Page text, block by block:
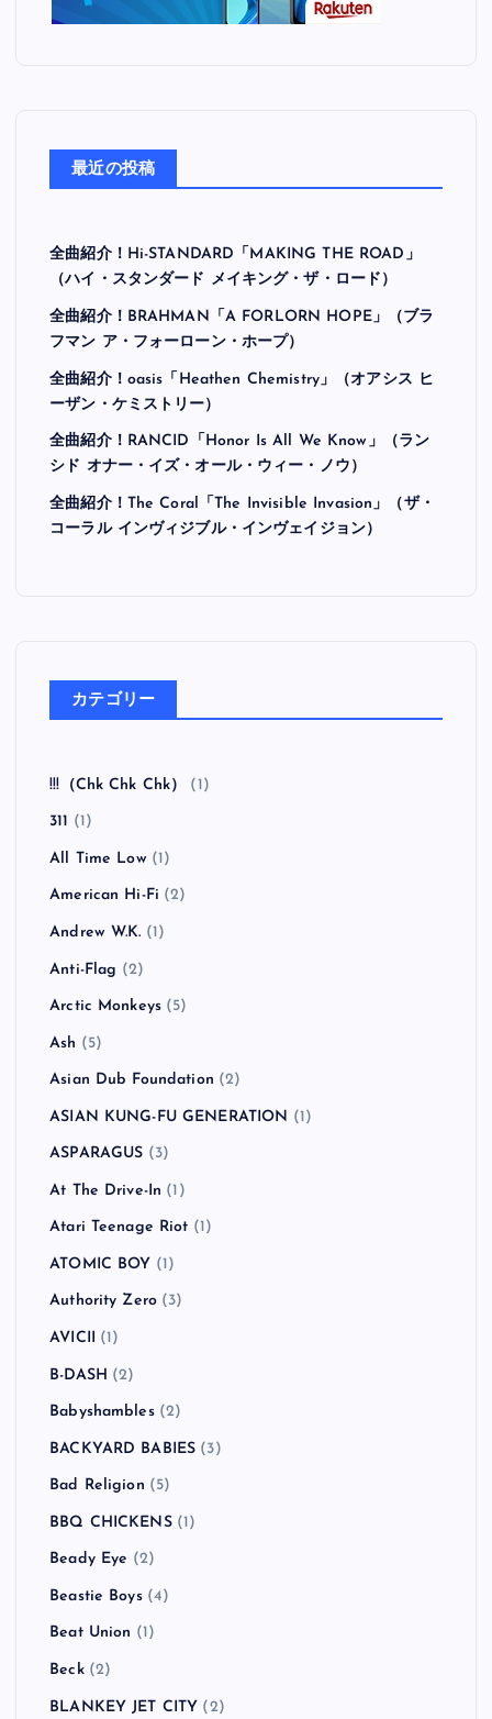
最近の投稿
全曲紹介！Hi-STANDARD「MAKING THE ROAD」
（ハイ・スタンダード メイキング・ザ・ロード）
全曲紹介！BRAHMAN「A FORLORN HOPE」（ブラ
フマン ア・フォーローン・ホープ）
全曲紹介！oasis「Heathen Chemistry」（オアシス ヒ
ーザン・ケミストリー）
全曲紹介！RANCID「Honor Is All We Know」（ラン
シド オナー・イズ・オール・ウィー・ノウ）
全曲紹介！The Coral「The Invisible Invasion」（ザ・
コーラル インヴィジブル・インヴェイジョン）
カテゴリー
!!!（Chk Chk Chk） (1)
311 (1)
All Time Low(1)
American Hi-Fi (2)
Andrew W.K. (1)
Anti-Flag (2)
Arctic Monkeys (5)
Ash (5)
Asian Dub Foundation (2)
ASIAN KUNG-FU GENERATION (1)
ASPARAGUS (3)
At The Drive-In (1)
Atari Teenage Riot (1)
ATOMIC BOY (1)
Authority Zero (3)
AVICII (1)
B-DASH (2)
Babyshambles(2)
BACKYARD BABIES (3)
Bad Religion (5)
BBQ CHICKENS(1)
Beady Eye (2)
Beastie Boys(4)
Beat Union (1)
Beck(2)
BLANKEY JET CITY (2)